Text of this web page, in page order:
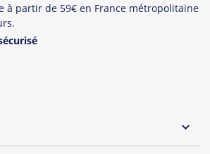
à partir de 59€ en France métropolitaine